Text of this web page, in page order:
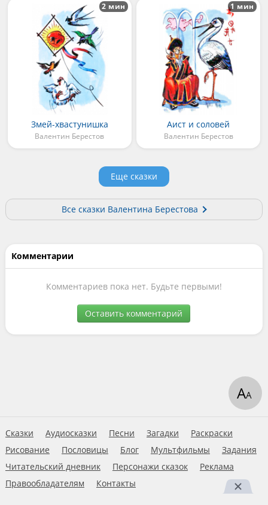
Змей-хвастунишка
Валентин Берестов
2 мин
Аист и соловей
Валентин Берестов
1 мин
Еще сказки
Все сказки Валентина Берестова
Комментарии
Комментариев пока нет. Будьте первыми!
Оставить комментарий
Сказки Аудиосказки Песни Загадки
Раскраски
Рисование
Пословицы Блог Мультфильмы
Задания
Читательский дневник
Персонажи сказок
Реклама
Правообладателям
Контакты
АА